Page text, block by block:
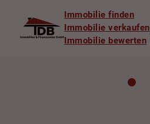
Immobilie finden
Immobilie verkaufen
Immobilie bewerten